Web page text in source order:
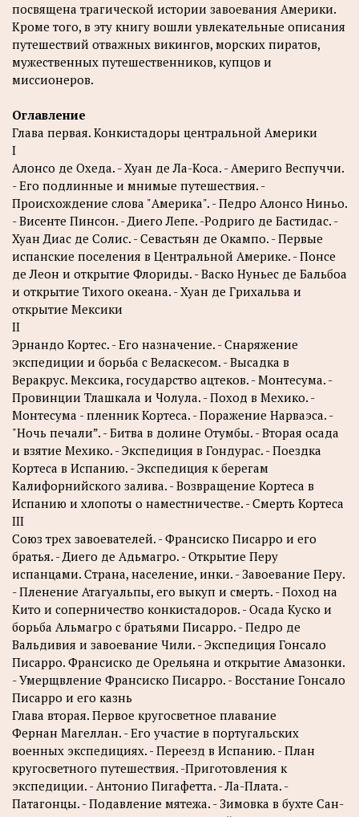
посвящена трагической истории завоевания Америки.
Кроме того, в эту книгу вошли увлекательные описания
путешествий отважных викингов, морских пиратов,
мужественных путешественников, купцов и
миссионеров.
Оглавление
Глава первая. Конкистадоры центральной Америки
I
Алонсо де Охеда. - Хуан де Ла-Коса. - Америго Веспуччи.
- Его подлинные и мнимые путешествия. -
Происхождение слова "Америка". - Педро Алонсо Ниньо.
- Висенте Пинсон. - Диего Лепе. -Родриго де Бастидас. -
Хуан Диас де Солис. - Севастьян де Окампо. - Первые
испанские поселения в Центральной Америке. - Понсе
де Леон и открытие Флориды. - Васко Нуньес де Бальбоа
и открытие Тихого океана. - Хуан де Грихальва и
открытие Мексики
II
Эрнандо Кортес. - Его назначение. - Снаряжение
экспедиции и борьба с Веласкесом. - Высадка в
Веракрус. Мексика, государство ацтеков. - Монтесума. -
Провинции Тлашкала и Чолула. - Поход в Мехико. -
Монтесума - пленник Кортеса. - Поражение Нарваэса. -
"Ночь печали”. - Битва в долине Отумбы. - Вторая осада
и взятие Мехико. - Экспедиция в Гондурас. - Поездка
Кортеса в Испанию. - Экспедиция к берегам
Калифорнийского залива. - Возвращение Кортеса в
Испанию и хлопоты о наместничестве. - Смерть Кортеса
III
Союз трех завоевателей. - Франсиско Писарро и его
братья. - Диего де Адьмагро. - Открытие Перу
испанцами. Страна, население, инки. - Завоевание Перу.
- Пленение Атагуальпы, его выкуп и смерть. - Поход на
Кито и соперничество конкистадоров. - Осада Куско и
борьба Альмагро с братьями Писарро. - Педро де
Вальдивия и завоевание Чили. - Экспедиция Гонсало
Писарро. Франсиско де Орельяна и открытие Амазонки.
- Умерщвление Франсиско Писарро. - Восстание Гонсало
Писарро и его казнь
Глава вторая. Первое кругосветное плавание
Фернан Магеллан. - Его участие в португальских
военных экспедициях. - Переезд в Испанию. - План
кругосветного путешествия. -Приготовления к
экспедиции. - Антонио Пигафетта. - Ла-Плата. -
Патагонцы. - Подавление мятежа. - Зимовка в бухте Сан-